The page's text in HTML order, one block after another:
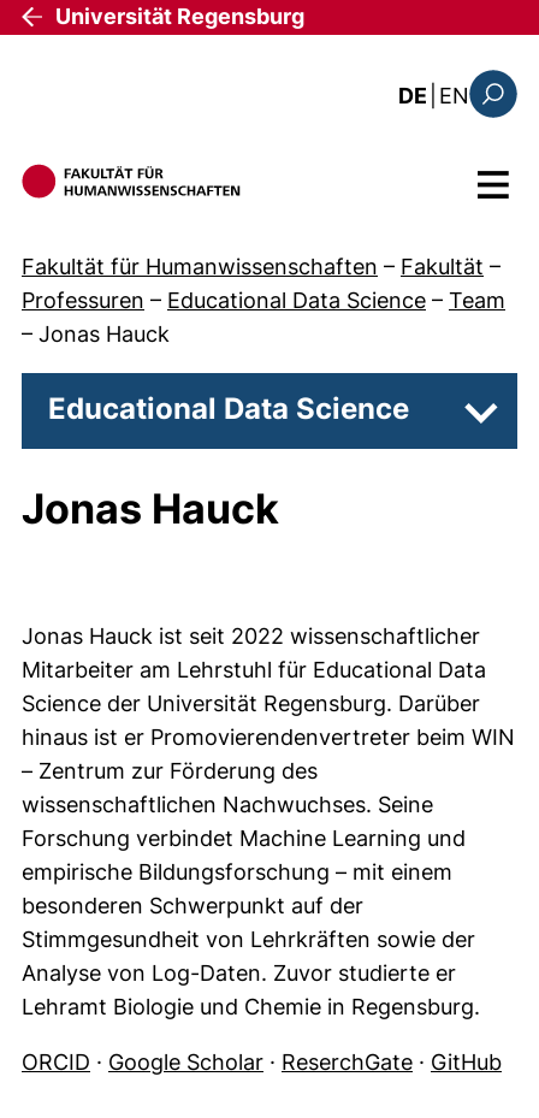
Direkt zum Inhalt
Universität Regensburg
DE EN: this
Menü
Fakultät für Humanwissenschaften – Fakultät –
Professuren – Educational Data Science – Team
– Jonas Hauck
Educational Data Science
Jonas Hauck
Jonas Hauck ist seit 2022 wissenschaftlicher
Mitarbeiter am Lehrstuhl für Educational Data
Science der Universität Regensburg. Darüber
hinaus ist er Promovierendenvertreter beim WIN
– Zentrum zur Förderung des
wissenschaftlichen Nachwuchses. Seine
Forschung verbindet Machine Learning und
empirische Bildungsforschung – mit einem
besonderen Schwerpunkt auf der
Stimmgesundheit von Lehrkräften sowie der
Analyse von Log-Daten. Zuvor studierte er
Lehramt Biologie und Chemie in Regensburg.
ORCID (externer Link, öffnet neues Fenster)
· Google Scholar(externer Link, öffnet
· ReserchGate(externer
· GitHub